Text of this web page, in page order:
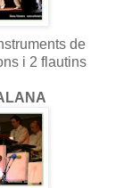
de
i 2 flautins